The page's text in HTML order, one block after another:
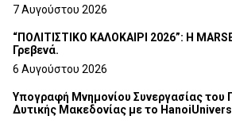
7 Αυγούστου 2026
“ΠΟΛΙΤΙΣΤΙΚΟ ΚΑΛΟΚΑΙΡΙ 2026”: Η
Γρεβενά.
6 Αυγούστου 2026
Υπογραφή Μνημονίου Συνεργασίας του
Δυτικής Μακεδονίας με το